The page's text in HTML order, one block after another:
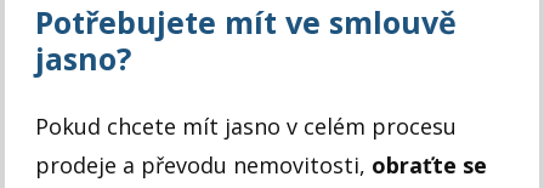
Potřebujete mít ve smlouvě
jasno?
Pokud chcete mít jasno v celém procesu
prodeje a převodu nemovitosti, obraťte se